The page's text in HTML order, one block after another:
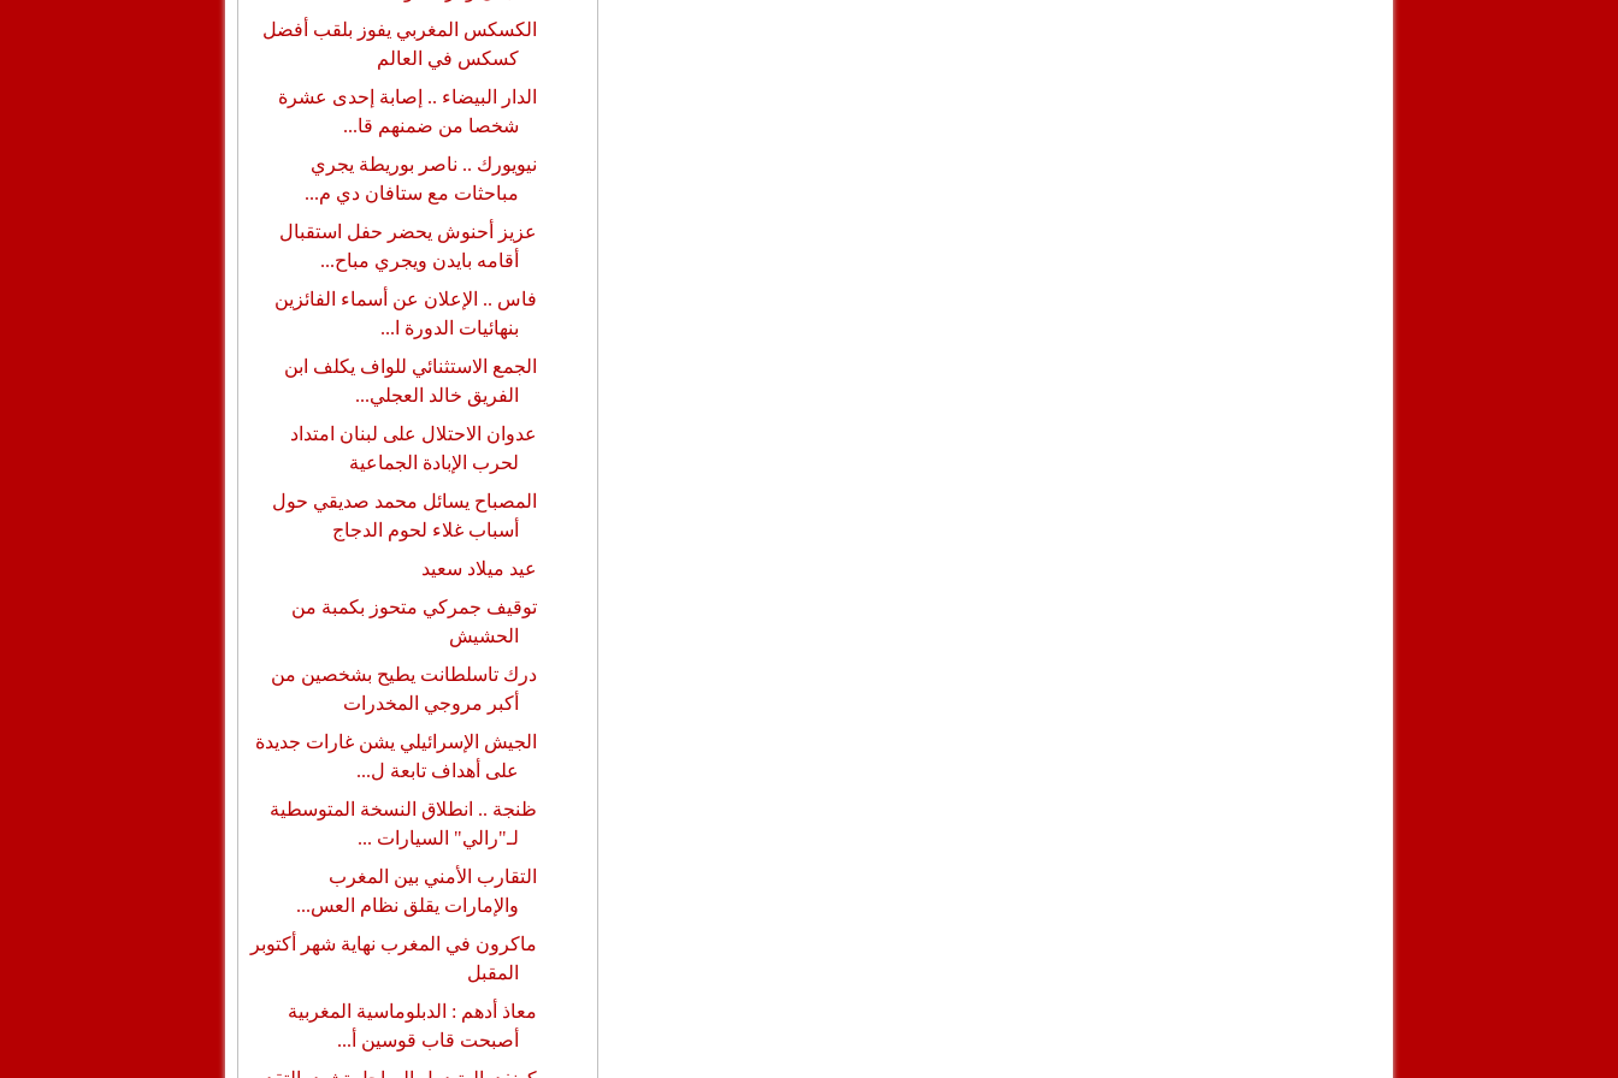
الكسكس المغربي يفوز بلقب أفضل
كسكس في العالم
الدار البيضاء .. إصابة إحدى عشرة
شخصا من ضمنهم قا...
نيويورك .. ناصر بوريطة يجري
مباحثات مع ستافان دي م...
عزيز أحنوش يحضر حفل استقبال
أقامه بايدن ويجري مباح...
فاس .. الإعلان عن أسماء الفائزين
بنهائيات الدورة ا...
الجمع الاستثنائي للواف يكلف ابن
الفريق خالد العجلي...
عدوان الاحتلال على لبنان امتداد
لحرب الإبادة الجماعية
المصباح يسائل محمد صديقي حول
أسباب غلاء لحوم الدجاج
عيد ميلاد سعيد
توقيف جمركي متحوز بكمبة من
الحشيش
درك تاسلطانت يطيح بشخصين من
أكبر مروجي المخدرات
الجيش الإسرائيلي يشن غارات جديدة
على أهداف تابعة ل...
ظنجة .. انطلاق النسخة المتوسطية
لـ"رالي" السيارات ...
التقارب الأمني بين المغرب
والإمارات يقلق نظام العس...
ماكرون في المغرب نهاية شهر أكتوبر
المقبل
معاذ أدهم : الدبلوماسية المغربية
أصبحت قاب قوسين أ...